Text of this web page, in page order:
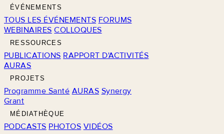
ÉVÉNEMENTS
TOUS LES ÉVÉNEMENTS FORUMS
WEBINAIRES COLLOQUES
RESSOURCES
PUBLICATIONS RAPPORT D'ACTIVITÉS
AURAS
PROJETS
Programme Santé AURAS Synergy
Grant
MÉDIATHÈQUE
PODCASTS PHOTOS VIDÉOS